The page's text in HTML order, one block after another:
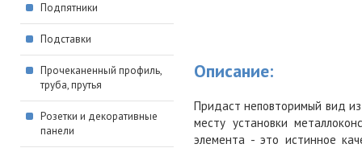
Подпятники
Подставки
Прочеканенный профиль,
труба, прутья
Розетки и декоративные
панели
Описание:
Придаст неповторимый вид
месту установки
элемента - это истинное